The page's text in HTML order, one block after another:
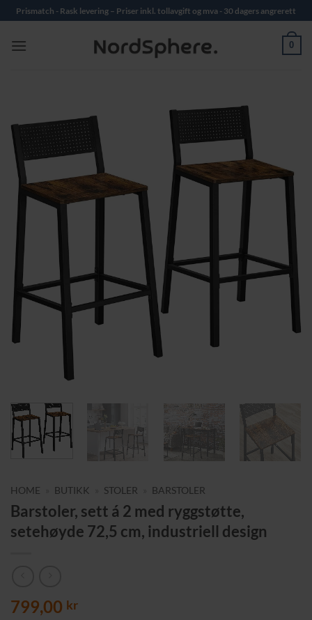
Skip
to
content
Prismatch - Rask levering – Priser inkl. tollavgift og mva - 30 dagers angrerett
0
HOME BUTIKK STOLER BARSTOLER
Barstoler, sett á 2 med ryggstøtte,
setehøyde 72,5 cm, industriell design
799,00 kr